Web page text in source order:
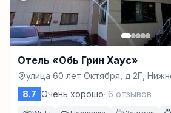
Отель «Обь Грин Хаус»
улица 60 лет Октября, д.2Г,
8.7 Очень хорошо· 6 отзывов